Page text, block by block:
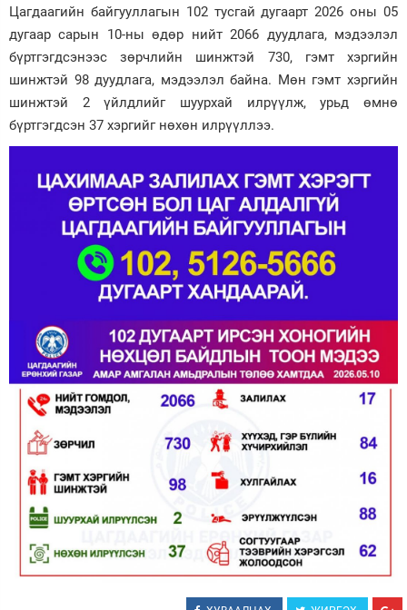
Энтертайнмэнт
Зурхай
Цагдаагийн байгууллагын 102 тусгай дугаарт 2026 оны 05
дугаар сарын 10-ны өдөр нийт 2066 дуудлага, мэдээлэл
бүртгэгдсэнээс зөрчлийн шинжтэй 730, гэмт хэргийн
шинжтэй 98 дуудлага, мэдээлэл байна. Мөн гэмт хэргийн
шинжтэй 2 үйлдлийг шуурхай илрүүлж, урьд өмнө
бүртгэгдсэн 37 хэргийг нөхөн илрүүллээ.